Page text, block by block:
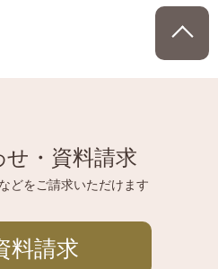
せ・資料請求
どをご請求いただけます
料請求